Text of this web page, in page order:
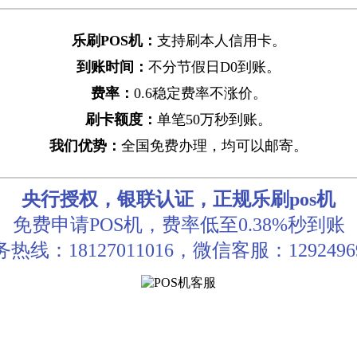
乐刷POS机： 支持刷本人信用卡。
到账时间： 不分节假日D0到账。
费率： 0.6稳定费率不涨价。
刷卡额度： 单笔50万秒到账。
我们优势： 全国免费办理，均可以邮寄。
央行授权，银联认证，正规乐刷pos机
免费申请POS机，费率低至0.38%秒到账
热线：18127011016，微信客服：